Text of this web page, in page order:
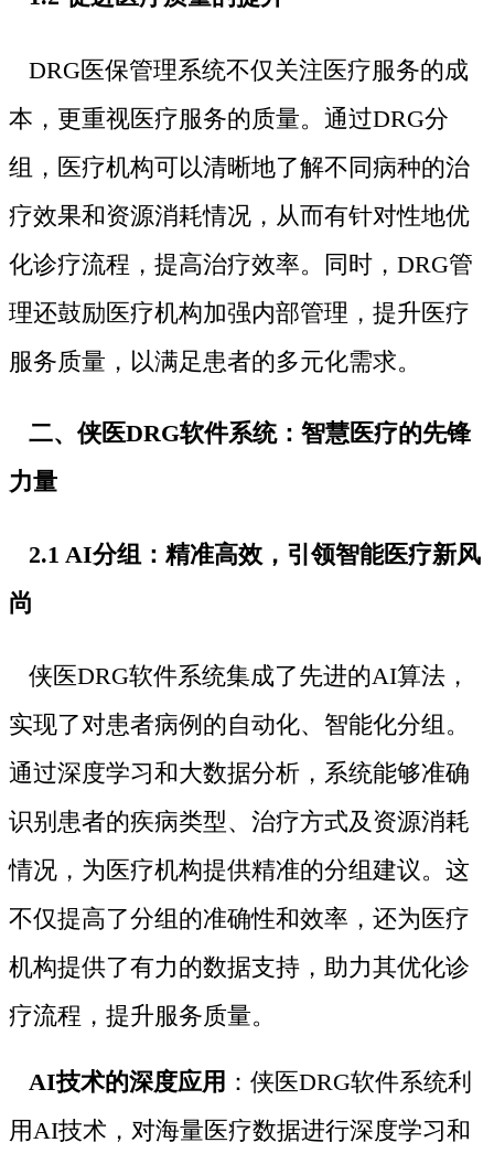
DRG医保管理系统不仅关注医疗服务的成
本，更重视医疗服务的质量。通过DRG分
组，医疗机构可以清晰地了解不同病种的治
疗效果和资源消耗情况，从而有针对性地优
化诊疗流程，提高治疗效率。同时，DRG管
理还鼓励医疗机构加强内部管理，提升医疗
服务质量，以满足患者的多元化需求。
二、侠医DRG软件系统：智慧医疗的先锋
力量
2.1 AI分组：精准高效，引领智能医疗新风
尚
侠医DRG软件系统集成了先进的AI算法，
实现了对患者病例的自动化、智能化分组。
通过深度学习和大数据分析，系统能够准确
识别患者的疾病类型、治疗方式及资源消耗
情况，为医疗机构提供精准的分组建议。这
不仅提高了分组的准确性和效率，还为医疗
机构提供了有力的数据支持，助力其优化诊
疗流程，提升服务质量。
AI技术的深度应用 ：侠医DRG软件系统利
用AI技术，对海量医疗数据进行深度学习和